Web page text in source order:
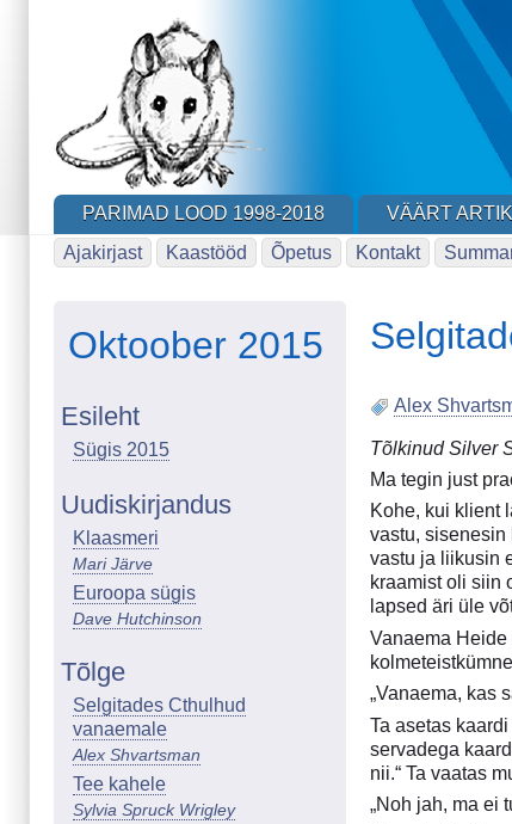
PARIMAD LOOD 1998-2018 VÄÄRT
Ajakirjast
Kaastööd Õpetus Kontakt
Oktoober 2015
Esileht
Sügis 2015
Uudiskirjandus
Klaasmeri
Mari Järve
Euroopa sügis
Dave Hutchinson
Tõlge
Selgitades Cthulhud
vanaemale
Alex Shvartsman
Tee kahele
Sylvia Spruck Wrigley
Alex
Tõlkinud Silver
Ma tegin just
Kohe, kui klient
vastu,
vastu ja liikusin
kraamist oli siin
lapsed äri üle
Vanaema
„Vanaema, kas
Ta asetas
servadega
nii.“ Ta vaatas
„Noh jah, ma ei